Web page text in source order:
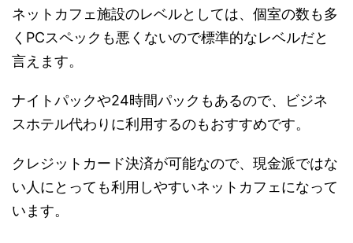
ネットカフェ施設のレベルとしては、個室の数も多
くPCスペックも悪くないので標準的なレベルだと
言えます。
ナイトパックや24時間パックもあるので、ビジネ
スホテル代わりに利用するのもおすすめです。
クレジットカード決済が可能なので、現金派ではな
い人にとっても利用しやすいネットカフェになって
います。